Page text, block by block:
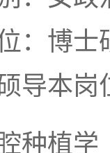
：博
导本岗
种植学